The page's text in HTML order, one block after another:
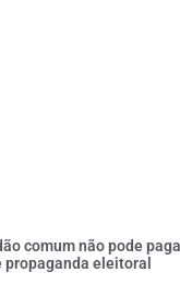
comum não pode
eleitoral